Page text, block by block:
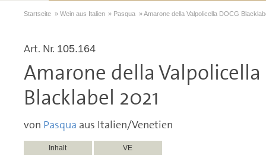
Startseite » Wein aus Italien » Pasqua »Amarone della Valpolicella DOCG
Art. Nr. 105.164
Amarone della Valpolicella
Blacklabel 2021
von Pasqua aus Italien/Venetien
Inhalt
VE